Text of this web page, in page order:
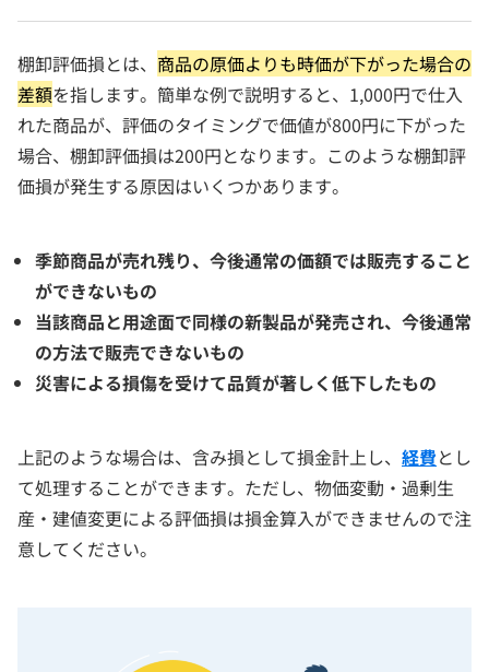
棚卸評価損とは、 商品の原価よりも時価が下がった場合の
差額を指します。簡単な例で説明すると、1,000円で仕入
れた商品が、評価のタイミングで価値が800円に下がった
場合、棚卸評価損は200円となります。このような棚卸評
価損が発生する原因はいくつかあります。
季節商品が売れ残り、今後通常の価額では販売すること
ができないもの
当該商品と用途面で同様の新製品が発売され、今後通常
の方法で販売できないもの
災害による損傷を受けて品質が著しく低下したもの
上記のような場合は、含み損として損金計上し、 経費とし
て処理することができます。ただし、物価変動・過剰生
産・建値変更による評価損は損金算入ができませんので注
意してください。